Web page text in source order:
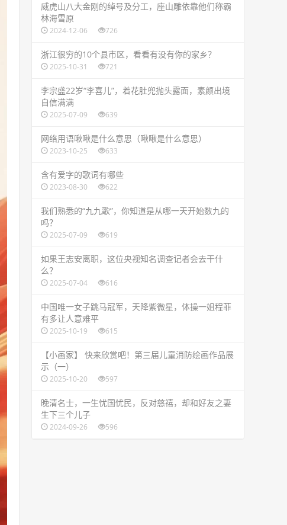
​威虎山八大金刚的绰号及分工，座山雕依靠他们称霸
林海雪原
2024-12-06 726
​浙江很穷的10个县市区，看看有没有你的家乡？
2025-10-31 721
​李宗盛22岁“李喜儿”，着花肚兜抛头露面，素颜出境
自信满满
2025-07-09 639
​网络用语啾啾是什么意思（啾啾是什么意思）
2023-10-25 633
​含有爱字的歌词有哪些
2023-08-30 622
​我们熟悉的“九九歌”，你知道是从哪一天开始数九的
吗？
2025-07-09 619
​如果王志安离职，这位央视知名调查记者会去干什
么？
2025-07-04 616
​中国唯一女子跳马冠军，天降紫微星，体操一姐程菲
有多让人意难平
2025-10-19 615
​【小画家】 快来欣赏吧！第三届儿童消防绘画作品展
示（一）
2025-10-20 597
​晚清名士，一生忧国忧民，反对慈禧，却和好友之妻
生下三个儿子
2024-09-26 596